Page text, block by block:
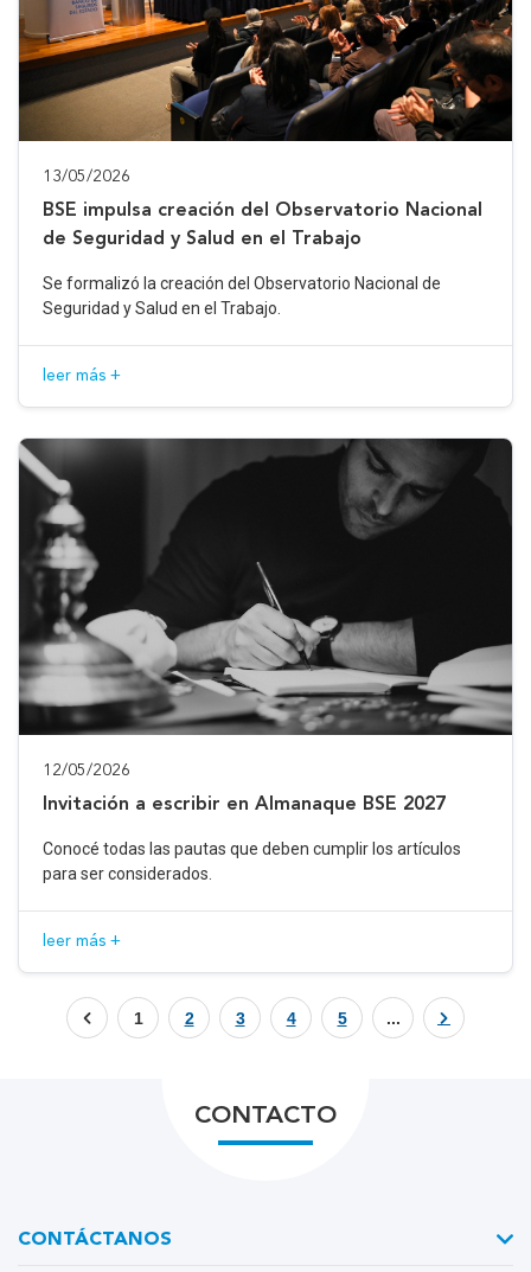
13/05/2026
BSE impulsa creación del Observatorio Nacional
de Seguridad y Salud en el Trabajo
Se formalizó la creación del Observatorio Nacional de
Seguridad y Salud en el Trabajo.
leer más +
12/05/2026
Invitación a escribir en Almanaque BSE 2027
Conocé todas las pautas que deben cumplir los artículos
para ser considerados.
leer más +
1 2 3 4 5 ...
CONTACTO
CONTÁCTANOS